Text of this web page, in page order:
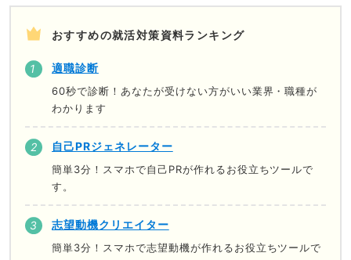
おすすめの就活対策資料ランキング
適職診断
60秒で診断！あなたが受けない方がいい業界・職種が
わかります
自己PRジェネレーター
簡単3分！スマホで自己PRが作れるお役立ちツールで
す。
志望動機クリエイター
簡単3分！スマホで志望動機が作れるお役立ちツールで